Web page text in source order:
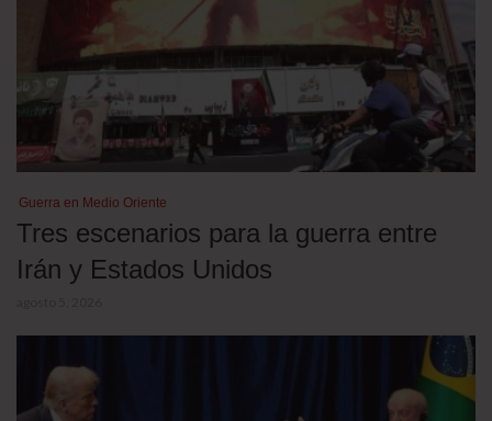
Guerra en Medio Oriente
Tres escenarios para la guerra entre
Irán y Estados Unidos